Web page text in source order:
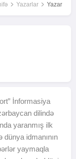
Yazarlar Yazar
İnformasiya
dilində
yaranmış ilk
idmanının
yaymaqla